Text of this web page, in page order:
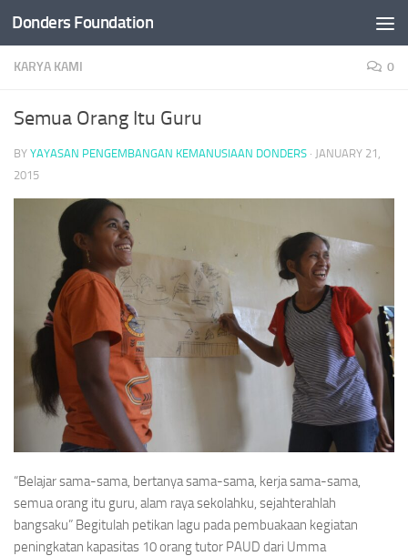
Skip to content
Donders Foundation
KARYA KAMI 0
Semua Orang Itu Guru
BY YAYASAN PENGEMBANGAN KEMANUSIAAN DONDERS · JANUARY 21,
2015
“Belajar sama-sama, bertanya sama-sama, kerja sama-sama,
semua orang itu guru, alam raya sekolahku, sejahterahlah
bangsaku” Begitulah petikan lagu pada pembuakaan kegiatan
peningkatan kapasitas 10 orang tutor PAUD dari Umma